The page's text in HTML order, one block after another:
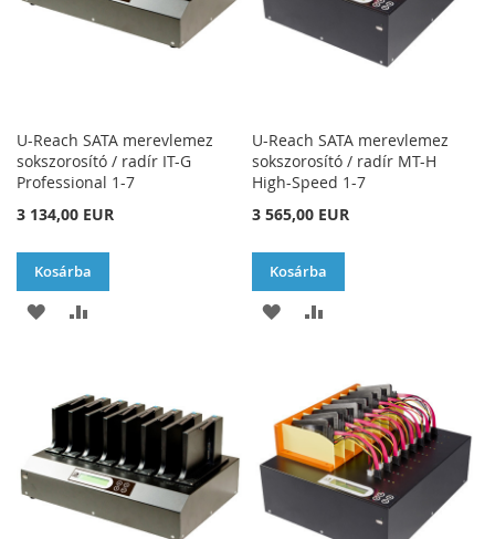
U-Reach SATA merevlemez
sokszorosító / radír IT-G
Professional 1-7
3 134,00 EUR
Kosárba
HOZZÁADÁSÖSSZEHASONLÍTÁSHOZ
U-Reach SATA merevlemez
sokszorosító / radír MT-H
High-Speed 1-7
3 565,00 EUR
Kosárba
HOZZÁADÁS
KÍVÁNSÁGLISTÁHOZ